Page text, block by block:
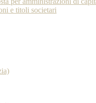
e titoli societari